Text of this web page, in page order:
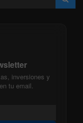
inversiones y
tu email.